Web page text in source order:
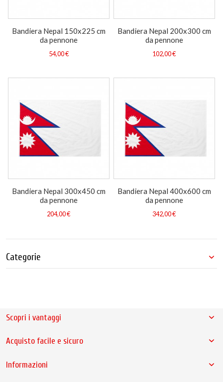
Bandiera Nepal 150x225 cm
da pennone
54,00 €
Bandiera Nepal 200x300 cm
da pennone
102,00 €
Bandiera Nepal 300x450 cm
da pennone
204,00 €
Bandiera Nepal 400x600 cm
da pennone
342,00 €
Categorie
Scopri i vantaggi
Acquisto facile e sicuro
Informazioni